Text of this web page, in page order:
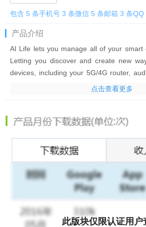
包含 5 条手机号 3 条微信 5 条邮箱 3 条QQ
产品介绍
AI Life lets you manage all of your smart
Letting you discover and create new
devices, including your 5G/4G router,
appliances, and more. Upgrade your life
for quick device management, updates,
点击查看更多
此版块仅限认证用户